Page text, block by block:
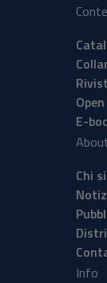
E-
Chi
Info